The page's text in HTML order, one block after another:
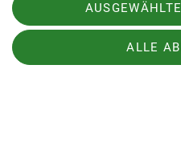
Impressum
ALLE